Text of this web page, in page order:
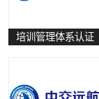
培训管理体系认证